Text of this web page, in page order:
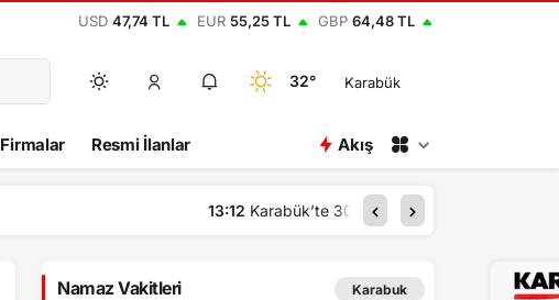
USD 47,74 TL EUR 55,25 TL GBP 64,48 TL
32° Karabük
Firmalar Resmi İlanlar Akış
13:01 Karabük’te
Namaz Vakitleri Karabuk